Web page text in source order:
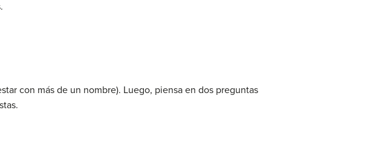
con más de un nombre). Luego, piensa en dos preguntas